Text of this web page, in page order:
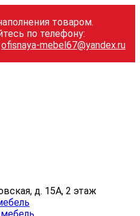
товаром.
по телефону:
ofisnaya-mebel67@yandex.ru
д. 15А, 2 этаж